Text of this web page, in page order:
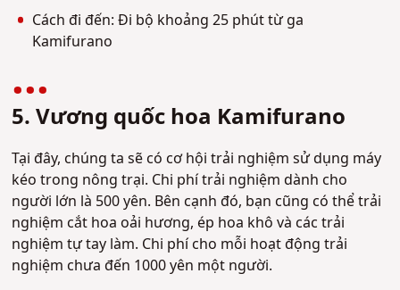
Cách đi đến: Đi bộ khoảng 25 phút từ ga
Kamifurano
5. Vương quốc hoa Kamifurano
Tại đây, chúng ta sẽ có cơ hội trải nghiệm sử dụng máy
kéo trong nông trại. Chi phí trải nghiệm dành cho
người lớn là 500 yên. Bên cạnh đó, bạn cũng có thể trải
nghiệm cắt hoa oải hương, ép hoa khô và các trải
nghiệm tự tay làm. Chi phí cho mỗi hoạt động trải
nghiệm chưa đến 1000 yên một người.